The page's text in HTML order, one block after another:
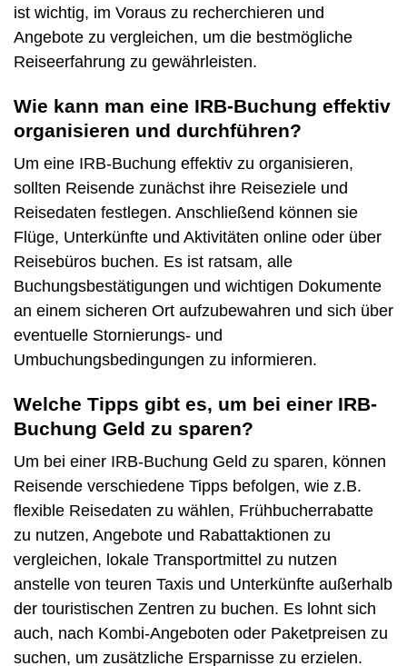
ist wichtig, im Voraus zu recherchieren und
Angebote zu vergleichen, um die bestmögliche
Reiseerfahrung zu gewährleisten.
Wie kann man eine IRB-Buchung effektiv
organisieren und durchführen?
Um eine IRB-Buchung effektiv zu organisieren,
sollten Reisende zunächst ihre Reiseziele und
Reisedaten festlegen. Anschließend können sie
Flüge, Unterkünfte und Aktivitäten online oder über
Reisebüros buchen. Es ist ratsam, alle
Buchungsbestätigungen und wichtigen Dokumente
an einem sicheren Ort aufzubewahren und sich über
eventuelle Stornierungs- und
Umbuchungsbedingungen zu informieren.
Welche Tipps gibt es, um bei einer IRB-
Buchung Geld zu sparen?
Um bei einer IRB-Buchung Geld zu sparen, können
Reisende verschiedene Tipps befolgen, wie z.B.
flexible Reisedaten zu wählen, Frühbucherrabatte
zu nutzen, Angebote und Rabattaktionen zu
vergleichen, lokale Transportmittel zu nutzen
anstelle von teuren Taxis und Unterkünfte außerhalb
der touristischen Zentren zu buchen. Es lohnt sich
auch, nach Kombi-Angeboten oder Paketpreisen zu
suchen, um zusätzliche Ersparnisse zu erzielen.